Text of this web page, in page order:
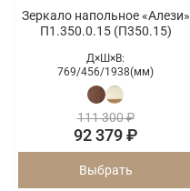
Зеркало напольное «Алези»
П1.350.0.15 (П350.15)
Д×Ш×В:
769/456/1938(мм)
111 300 ₽
92 379 ₽
Выбрать